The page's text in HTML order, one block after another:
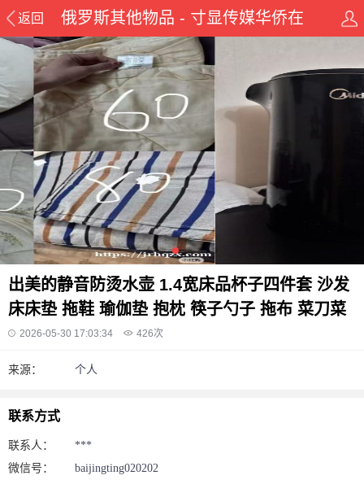
返回 俄罗斯其他物品 - 寸显传媒华侨在
线华人资讯网
出美的静音防烫水壶 1.4宽床品杯子四件套 沙发
床床垫 拖鞋 瑜伽垫 抱枕 筷子勺子 拖布 菜刀菜
2026-05-30 17:03:34 426次
来源： 个人
联系方式
联系人：
***
微信号：
baijingting020202